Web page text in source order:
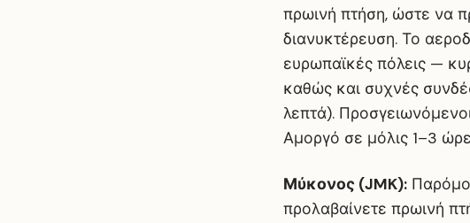
πρωινή πτήση, ώστε να
διανυκτέρευση. Το
ευρωπαϊκές πόλεις —
καθώς και συχνές
λεπτά).
Αμοργό σε μόλις 1–3
Μύκονος (JMK):
προλαβαίνετε πρωινή